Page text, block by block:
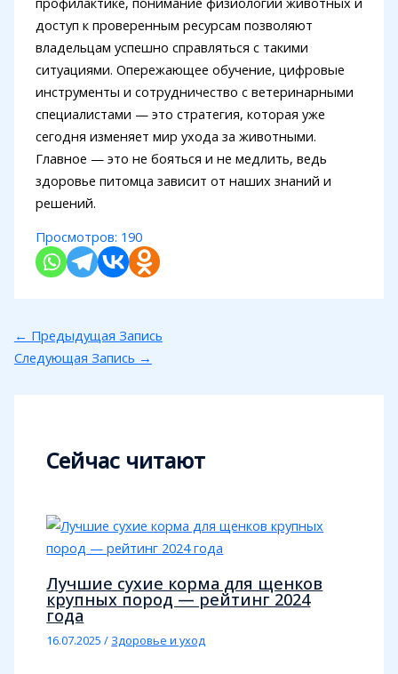
доступ к проверенным ресурсам позволяют
владельцам успешно справляться с такими
ситуациями. Опережающее обучение, цифровые
инструменты и сотрудничество с ветеринарными
специалистами — это стратегия, которая уже
сегодня изменяет мир ухода за животными.
Главное — это не бояться и не медлить, ведь
здоровье питомца зависит от наших знаний и
решений.
Просмотров: 190
← Предыдущая Запись
Следующая Запись →
Сейчас читают
Лучшие сухие корма для щенков
крупных пород — рейтинг 2024
года
16.07.2025/ Здоровье и уход